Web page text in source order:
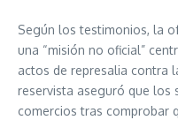
Según los testimonios, la
una “misión no oficial”
actos de represalia contra
reservista aseguró que los
comercios tras comprobar